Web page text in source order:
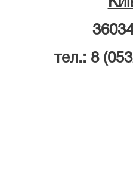
тел.: 8